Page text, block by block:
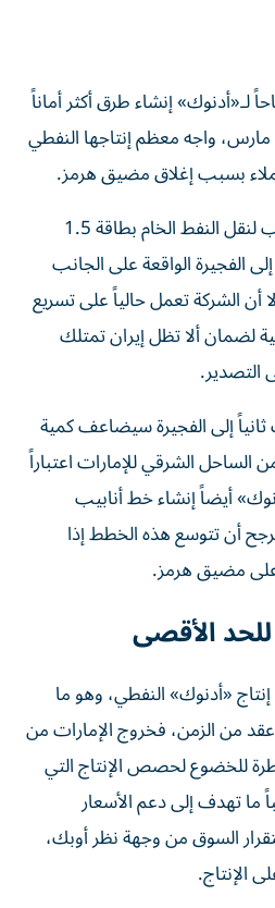
لـ«أدنوك» إنشاء طرق أكثر أماناً
واجه معظم إنتاجها النفطي
بسبب إغلاق مضيق هرمز.
وتمتلك «أدنوك» خط أنابيب لنقل النفط الخام بطاقة 1.5
الفجيرة الواقعة على الجانب
الشركة تعمل حالياً على تسريع
لضمان ألا تظل إيران تمتلك
التصدير.
إلى الفجيرة سيضاعف كمية
الساحل الشرقي للإمارات اعتباراً
«أدنوك» أيضاً إنشاء خط أنابيب
أن تتوسع هذه الخطط إذا
مضيق هرمز.
للحد الأقصى
«أدنوك» النفطي، وهو ما
من الزمن، فخروج الإمارات من
للخضوع لحصص الإنتاج التي
ما تهدف إلى دعم الأسعار
السوق من وجهة نظر أوبك،
الإنتاج.